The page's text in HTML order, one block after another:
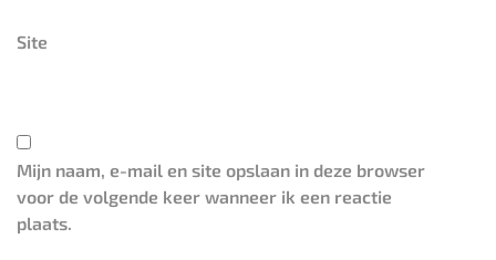
Site
Mijn naam, e-mail en site opslaan in deze browser
voor de volgende keer wanneer ik een reactie
plaats.